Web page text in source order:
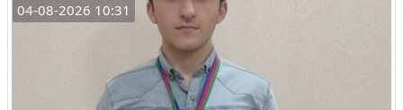
04-08-2026 10:31